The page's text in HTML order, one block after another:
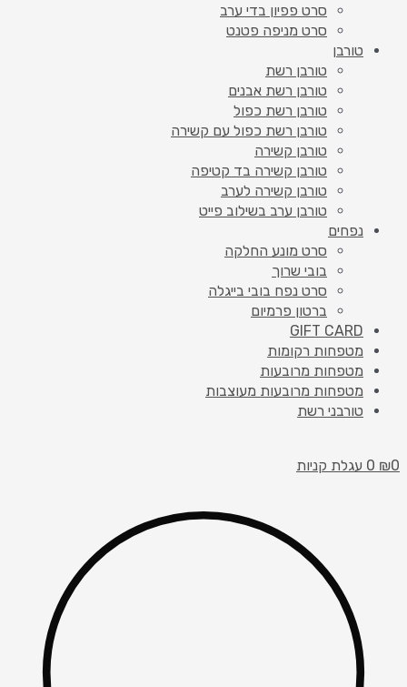
סרט פפיון בדי ערב
סרט מניפה פטנט
טורבן
טורבן רשת
טורבן רשת אבנים
טורבן רשת כפול
טורבן רשת כפול עם קשירה
טורבן קשירה
טורבן קשירה בד קטיפה
טורבן קשירה לערב
טורבן ערב בשילוב פייט
נפחים
סרט מונע החלקה
בובי שרוך
סרט נפח בובי בייגלה
ברטון פרמיום
GIFT CARD
מטפחות רקומות
מטפחות מרובעות
מטפחות מרובעות מעוצבות
טורבני רשת
₪0
0 עגלת קניות